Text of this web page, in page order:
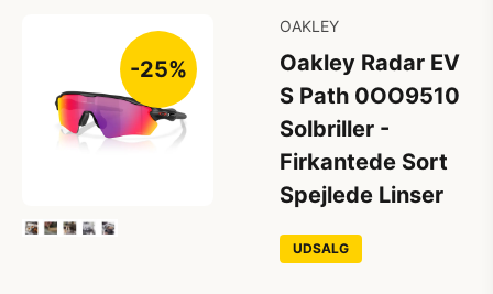
-25%
OAKLEY
Oakley Radar EV
S Path 0OO9510
Solbriller -
Firkantede Sort
Spejlede Linser
UDSALG